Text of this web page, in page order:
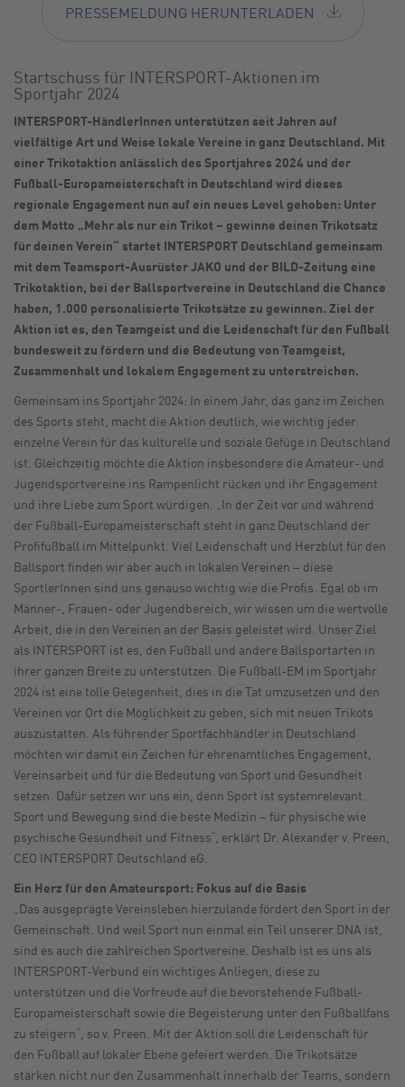
PRESSEMELDUNG HERUNTERLADEN
Startschuss für INTERSPORT-Aktionen im
Sportjahr 2024
INTERSPORT-HändlerInnen unterstützen seit Jahren auf
vielfältige Art und Weise lokale Vereine in ganz Deutschland. Mit
einer Trikotaktion anlässlich des Sportjahres 2024 und der
Fußball-Europameisterschaft in Deutschland wird dieses
regionale Engagement nun auf ein neues Level gehoben: Unter
dem Motto „Mehr als nur ein Trikot – gewinne deinen Trikotsatz
für deinen Verein“ startet INTERSPORT Deutschland gemeinsam
mit dem Teamsport-Ausrüster JAKO und der BILD-Zeitung eine
Trikotaktion, bei der Ballsportvereine in Deutschland die Chance
haben, 1.000 personalisierte Trikotsätze zu gewinnen. Ziel der
Aktion ist es, den Teamgeist und die Leidenschaft für den Fußball
bundesweit zu fördern und die Bedeutung von Teamgeist,
Zusammenhalt und lokalem Engagement zu unterstreichen.
Gemeinsam ins Sportjahr 2024: In einem Jahr, das ganz im Zeichen
des Sports steht, macht die Aktion deutlich, wie wichtig jeder
einzelne Verein für das kulturelle und soziale Gefüge in Deutschland
ist. Gleichzeitig möchte die Aktion insbesondere die Amateur- und
Jugendsportvereine ins Rampenlicht rücken und ihr Engagement
und ihre Liebe zum Sport würdigen.
„In der Zeit vor und während
der Fußball-Europameisterschaft steht in ganz Deutschland der
Profifußball im Mittelpunkt. Viel Leidenschaft und Herzblut für den
Ballsport finden wir aber auch in lokalen Vereinen – diese
SportlerInnen sind uns genauso wichtig wie die Profis. Egal ob im
Männer-, Frauen- oder Jugendbereich, wir wissen um die wertvolle
Arbeit, die in den Vereinen an der Basis geleistet wird. Unser Ziel
als INTERSPORT ist es, den Fußball und andere Ballsportarten in
ihrer ganzen Breite zu unterstützen. Die Fußball-EM im Sportjahr
2024 ist eine tolle Gelegenheit, dies in die Tat umzusetzen und den
Vereinen vor Ort die Möglichkeit zu geben, sich mit neuen Trikots
auszustatten. Als führender Sportfachhändler in Deutschland
möchten wir damit ein Zeichen für ehrenamtliches Engagement,
Vereinsarbeit und für die Bedeutung von Sport und Gesundheit
setzen. Dafür setzen wir uns ein, denn Sport ist systemrelevant.
Sport und Bewegung sind die beste Medizin – für physische wie
psychische Gesundheit und Fitness“, erklärt Dr. Alexander v. Preen,
CEO INTERSPORT Deutschland eG.
Ein Herz für den Amateursport: Fokus auf die Basis
„Das ausgeprägte Vereinsleben hierzulande fördert den Sport in der
Gemeinschaft. Und weil Sport nun einmal ein Teil unserer DNA ist,
sind es auch die zahlreichen Sportvereine. Deshalb ist es uns als
INTERSPORT-Verbund ein wichtiges Anliegen, diese zu
unterstützen und die Vorfreude auf die bevorstehende Fußball-
Europameisterschaft sowie die Begeisterung unter den Fußballfans
zu steigern“, so v. Preen. Mit der Aktion soll die Leidenschaft für
den Fußball auf lokaler Ebene gefeiert werden. Die Trikotsätze
stärken nicht nur den Zusammenhalt innerhalb der Teams, sondern